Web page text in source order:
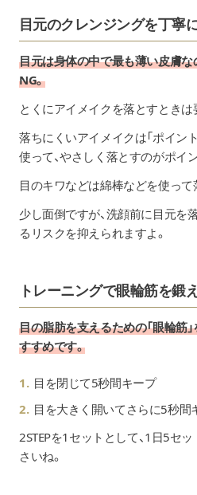
目元のクレンジングを丁寧
目元は身体の中で最も薄い皮膚な
NG。
とくにアイメイクを落とすときは
落ちにくいアイメイクは「ポイン
使って、やさしく落とすのがポイン
目のキワなどは綿棒などを使って
少し面倒ですが、洗顔前に目元を
るリスクを抑えられますよ。
トレーニングで眼輪筋を鍛
目の脂肪を支えるための「眼輪筋
すすめです。
目を閉じて5秒間キープ
目を大きく開いてさらに5秒間
2STEPを1セットとして、1日5セ
さいね。